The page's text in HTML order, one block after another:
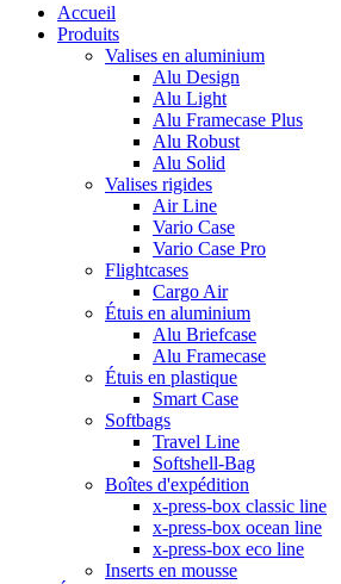
Accueil
Produits
Valises en aluminium
Alu Design
Alu Light
Alu Framecase Plus
Alu Robust
Alu Solid
Valises rigides
Air Line
Vario Case
Vario Case Pro
Flightcases
Cargo Air
Étuis en aluminium
Alu Briefcase
Alu Framecase
Étuis en plastique
Smart Case
Softbags
Travel Line
Softshell-Bag
Boîtes d'expédition
x-press-box classic line
x-press-box ocean line
x-press-box eco line
Inserts en mousse